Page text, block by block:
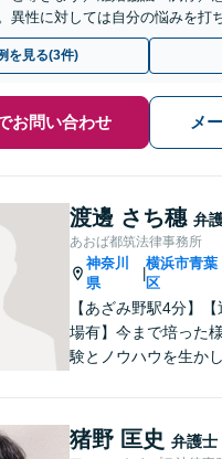
異性に対しては自分の悩みを打
さい【Web面談可】【夜間面談
を見る(3件)
お問い合わせ メ
渡邊 さち穗 弁
あおば都筑法律事務所
神奈川
県
横浜市青葉
区
【あざみ野駅4分】
場有】今まで培った
験とノウハウを生かし
能な最善の結論を共
て問題解決を図る所存
法律上の問題に巻き込
猪野 匡史 弁護士